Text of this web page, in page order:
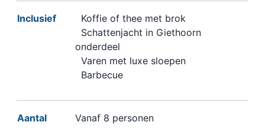
Inclusief
Koffie of thee met brok
Schattenjacht in Giethoorn
onderdeel
Varen met luxe sloepen
Barbecue
Aantal Vanaf 8 personen